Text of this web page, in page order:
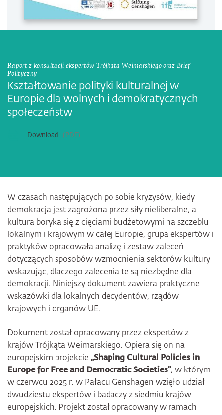
Raport z konsultacji ekspertów Trójkąta Weimarskiego oraz Brief
Polityczny
Kształtowanie polityki kulturalnej w
Europie dla wolnych i demokratycznych
społeczeństw
Download PDF
W czasach następujących po sobie kryzysów, kiedy
demokracja jest zagrożona przez siły nieliberalne, a
kultura boryka się z cięciami budżetowymi na szczeblu
lokalnym i krajowym w całej Europie, grupa ekspertów i
praktyków opracowała analizę i zestaw zaleceń
dotyczących sposobów wzmocnienia sektorów kultury
wskazując, dlaczego zalecenia te są niezbędne dla
demokracji. Niniejszy dokument zawiera praktyczne
wskazówki dla lokalnych decydentów, rządów
krajowych i organów UE.
Dokument został opracowany przez ekspertów z
krajów Trójkąta Weimarskiego. Opiera się on na
europejskim projekcie „Shaping Cultural Policies in
Europe for Free and Democratic Societies”, w którym
w czerwcu 2025 r. w Pałacu Genshagen wzięło udział
dwudziestu ekspertów i badaczy z siedmiu krajów
europejskich. Projekt został opracowany w ramach